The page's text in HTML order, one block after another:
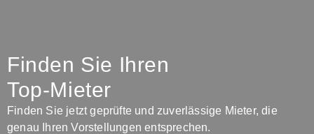
Finden Sie Ihren
Top-Mieter
Finden Sie jetzt geprüfte und zuverlässige Mieter, die
genau Ihren Vorstellungen entsprechen.